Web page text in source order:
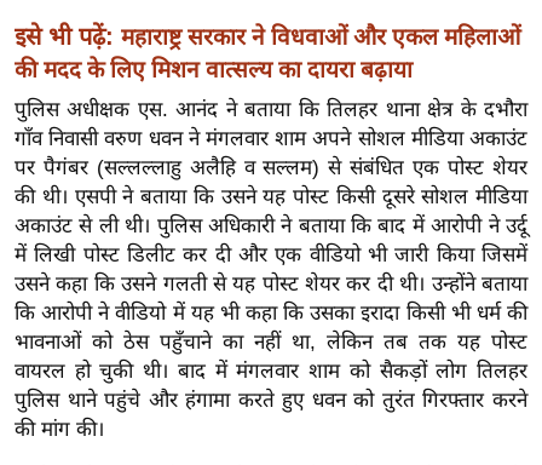
सा
हि
त्य
ज
ग
त
ऑ
टो
व
र्ल्ड
न्यू
ज
ब्री
फ
इसे भी पढ़ें: महाराष्ट्र सरकार ने विधवाओं और एकल महिलाओं
की मदद के लिए मिशन वात्सल्य का दायरा बढ़ाया
पुलिस अधीक्षक एस. आनंद ने बताया कि तिलहर थाना क्षेत्र के दभौरा
गाँव निवासी वरुण धवन ने मंगलवार शाम अपने सोशल मीडिया अकाउंट
पर पैगंबर (सल्लल्लाहु अलैहि व सल्लम) से संबंधित एक पोस्ट शेयर
की थी। एसपी ने बताया कि उसने यह पोस्ट किसी दूसरे सोशल मीडिया
अकाउंट से ली थी। पुलिस अधिकारी ने बताया कि बाद में आरोपी ने उर्दू
में लिखी पोस्ट डिलीट कर दी और एक वीडियो भी जारी किया जिसमें
उसने कहा कि उसने गलती से यह पोस्ट शेयर कर दी थी। उन्होंने बताया
कि आरोपी ने वीडियो में यह भी कहा कि उसका इरादा किसी भी धर्म की
भावनाओं को ठेस पहुँचाने का नहीं था, लेकिन तब तक यह पोस्ट
वायरल हो चुकी थी। बाद में मंगलवार शाम को सैकड़ों लोग तिलहर
पुलिस थाने पहुंचे और हंगामा करते हुए धवन को तुरंत गिरफ्तार करने
की मांग की।